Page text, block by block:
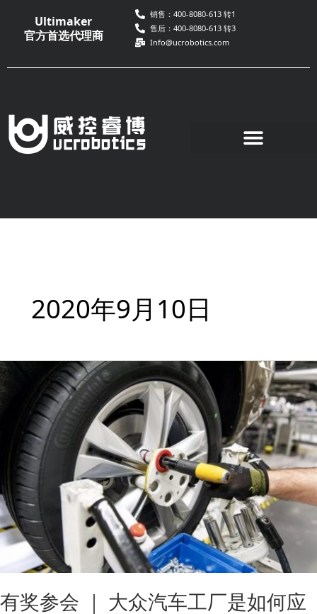
容
Ultimaker
官方首选代理商
销售：400-8080-613 转1
售后：400-8080-613 转3
Info@ucrobotics.com
2020年9月10日
有奖参会 ｜ 大众汽车工厂是如何应
有
奖
参
众
汽
车
工
如